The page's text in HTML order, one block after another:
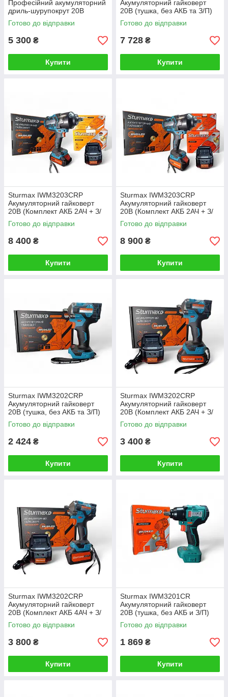
Професійний акумуляторний
дриль-шурупокрут 20В
(Комплект АКБ 4АЧ + З/П)
Готово до відправки
5 300 ₴
Купити
Акумуляторний гайковерт
20В (тушка, без АКБ та З/П)
Готово до відправки
7 728 ₴
Купити
Sturmax IWM3203CRP
Акумуляторний гайковерт
20В (Комплект АКБ 2АЧ + З/
П)
Готово до відправки
8 400 ₴
Купити
Sturmax IWM3203CRP
Акумуляторний гайковерт
20В (Комплект АКБ 2АЧ + З/
П)
Готово до відправки
8 900 ₴
Купити
Sturmax IWM3202CRP
Акумуляторний гайковерт
20В (тушка, без АКБ та З/П)
Готово до відправки
2 424 ₴
Купити
Sturmax IWM3202CRP
Акумуляторний гайковерт
20В (Комплект АКБ 2АЧ + З/
П)
Готово до відправки
3 400 ₴
Купити
Sturmax IWM3202CRP
Акумуляторний гайковерт
20В (Комплект АКБ 4АЧ + З/
П)
Готово до відправки
3 800 ₴
Купити
Sturmax IWM3201CR
Акумуляторний гайковерт
20В (тушка, без АКБ и З/П)
Готово до відправки
1 869 ₴
Купити